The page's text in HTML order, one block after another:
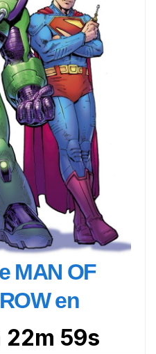
MAN OF
en
22m 57s